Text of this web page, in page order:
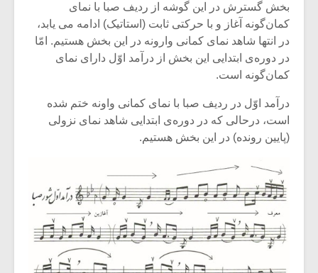
بخش گسترش در این گوشه از ردیف صبا با نمای
کمان‌گونه آغاز و با حرکتی ثابت (استاتیک) ادامه می یابد،
در انتها شاهد نمای کمانی وارونه در این بخش هستیم. امّا
در دوره‌ی ابتدایی این بخش از درآمد اوّل دارای نمای
کمان‌گونه است.
درآمد اوّل در ردیف صبا با نمای کمانی واونه ختم شده
است، درحالی که در دوره‌ی ابتدایی شاهد نمای نزولی
(پایین رونده) در این بخش هستیم.
میکلوش روژا
یادداشتی بر موسیقی
متن فیلم «متری